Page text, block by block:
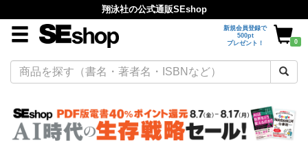
翔泳社の公式通販SEshop
新規会員登録で
500pt
プレゼント！
0